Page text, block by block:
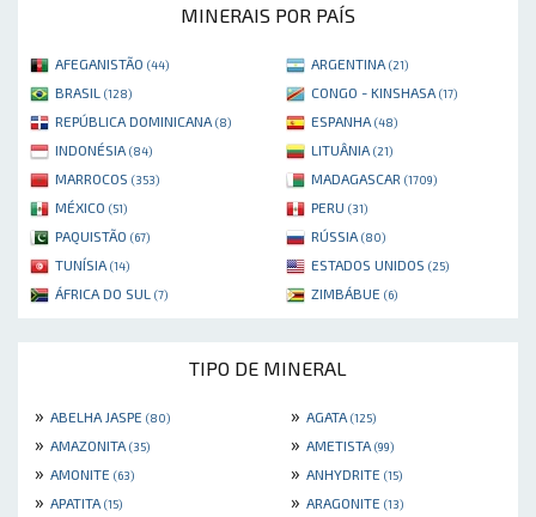
MINERAIS POR PAÍS
AFEGANISTÃO (44) ARGENTINA (21)
BRASIL (128) CONGO - KINSHASA (17)
REPÚBLICA DOMINICANA (8) ESPANHA (48)
INDONÉSIA (84) LITUÂNIA (21)
MARROCOS (353) MADAGASCAR (1709)
MÉXICO (51) PERU (31)
PAQUISTÃO (67) RÚSSIA (80)
TUNÍSIA (14) ESTADOS UNIDOS (25)
ÁFRICA DO SUL (7) ZIMBÁBUE (6)
TIPO DE MINERAL
» ABELHA JASPE (80) » AGATA (125)
» AMAZONITA (35) » AMETISTA (99)
» AMONITE (63) » ANHYDRITE (15)
» APATITA (15) » ARAGONITE (13)